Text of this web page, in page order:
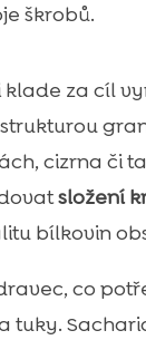
škrobů.
klade za cíl
cizrna či
složení
bílkovin
co
tuky.